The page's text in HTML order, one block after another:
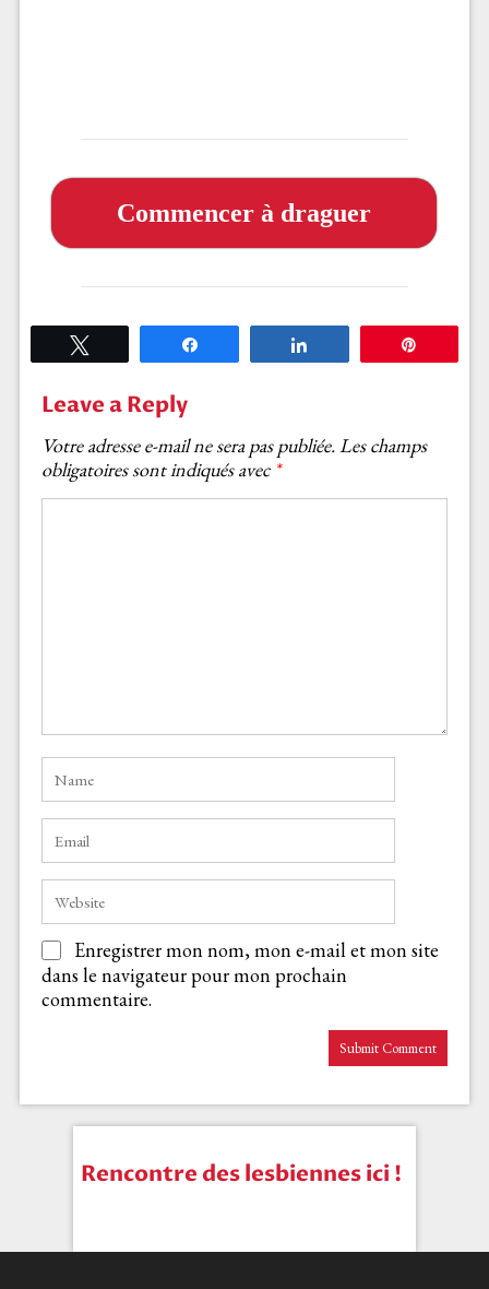
Commencer à draguer
Leave a Reply
Votre adresse e-mail ne sera pas publiée.Les champs
obligatoires sont indiqués avec *
Enregistrer mon nom, mon e-mail et mon site
dans le navigateur pour mon prochain
commentaire.
Rencontre des lesbiennes ici !